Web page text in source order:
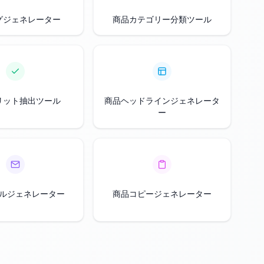
ジェネレーター 商品カテゴリー分類ツール
ット抽出ツール
商品ヘッドラインジェネレータ
ー
ジェネレーター 商品コピージェネレーター